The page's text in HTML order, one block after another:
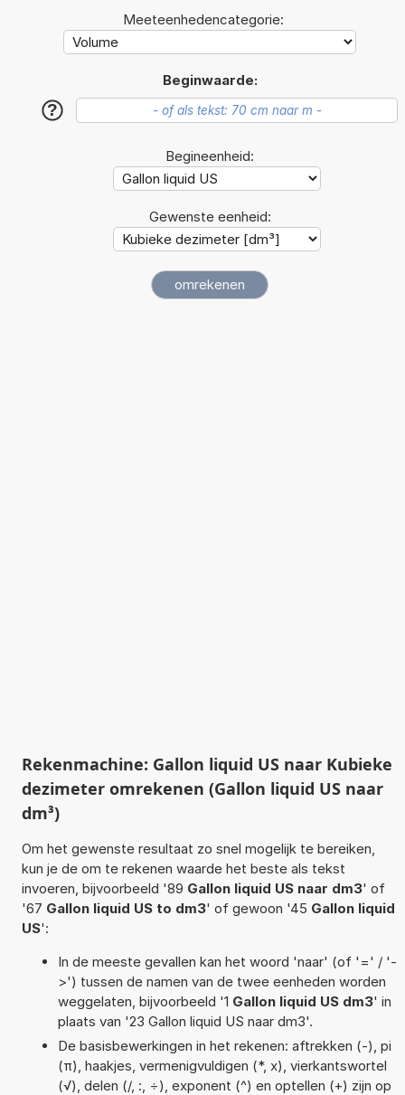
Meeteenhedencategorie:
Beginwaarde:
?
Begineenheid:
Gewenste eenheid:
Rekenmachine: Gallon liquid US naar Kubieke
dezimeter omrekenen (Gallon liquid US naar
dm³)
Om het gewenste resultaat zo snel mogelijk te bereiken,
kun je de om te rekenen waarde het beste als tekst
invoeren, bijvoorbeeld '89 Gallon liquid US naar dm3' of
'67 Gallon liquid US to dm3' of gewoon '45 Gallon liquid
US':
In de meeste gevallen kan het woord 'naar' (of '=' / '-
>') tussen de namen van de twee eenheden worden
weggelaten, bijvoorbeeld '1 Gallon liquid US dm3' in
plaats van '23 Gallon liquid US naar dm3'.
De basisbewerkingen in het rekenen: aftrekken (-), pi
(π), haakjes, vermenigvuldigen (*, x), vierkantswortel
(√), delen (/, :, ÷), exponent (^) en optellen (+) zijn op